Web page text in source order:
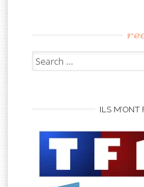
Search
for:
ILS M’ONT